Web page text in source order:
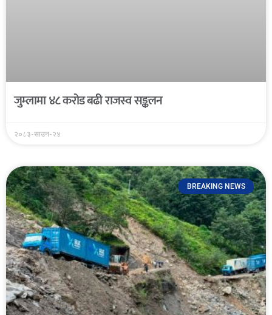
जुम्लामा ४८ करोड बढी राजस्व सङ्कलन
२०८३-साउन-२४
BREAKING NEWS